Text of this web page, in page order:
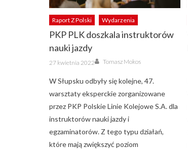
Raport Z Polski Wydarzenia
PKP PLK doszkala instruktorów
nauki jazdy
Posted
on
27 kwietnia 2022 Author
Tomasz Mokos
W Słupsku odbyły się kolejne, 47.
warsztaty eksperckie zorganizowane
przez PKP Polskie Linie Kolejowe S.A. dla
instruktorów nauki jazdy i
egzaminatorów. Z tego typu działań,
które mają zwiększyć poziom